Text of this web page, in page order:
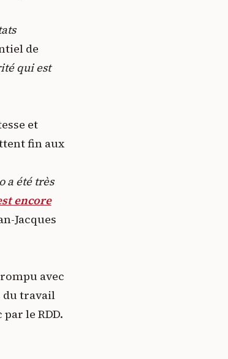
de
qui est
et
fin aux
a été très
encore
Jacques
avec
du travail
le RDD.